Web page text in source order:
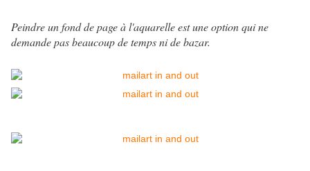
Peindre un fond de page à l'aquarelle est une option qui ne
demande pas beaucoup de temps ni de bazar.